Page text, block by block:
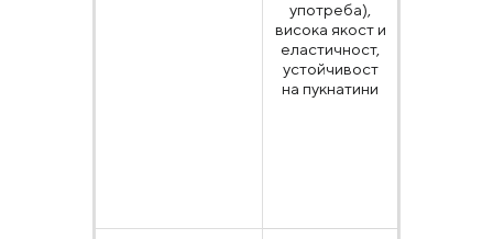
употреба),
висока якост и
еластичност,
устойчивост
на пукнатини